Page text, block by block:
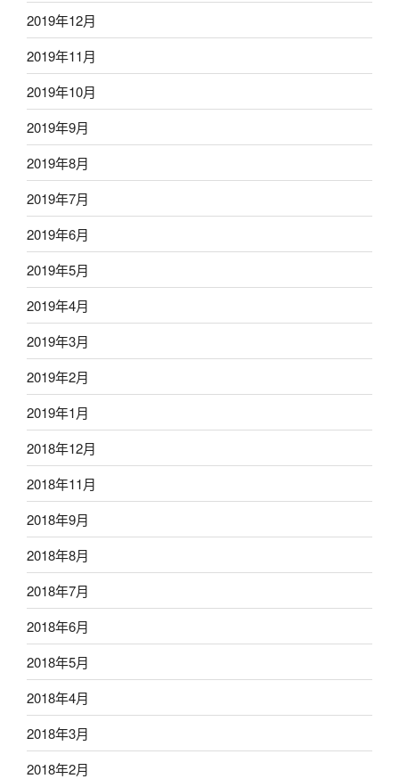
2019年12月
2019年11月
2019年10月
2019年9月
2019年8月
2019年7月
2019年6月
2019年5月
2019年4月
2019年3月
2019年2月
2019年1月
2018年12月
2018年11月
2018年9月
2018年8月
2018年7月
2018年6月
2018年5月
2018年4月
2018年3月
2018年2月